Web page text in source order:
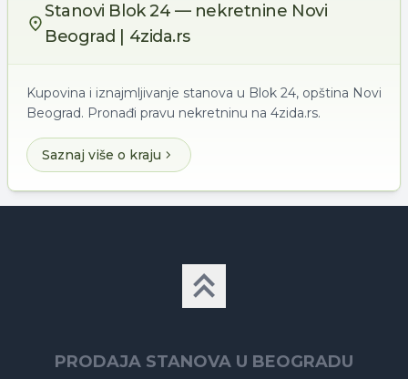
Stanovi Blok 24 — nekretnine Novi
Beograd | 4zida.rs
Kupovina i iznajmljivanje stanova u Blok 24, opština Novi
Beograd. Pronađi pravu nekretninu na 4zida.rs.
Saznaj više o kraju
PRODAJA STANOVA U BEOGRADU